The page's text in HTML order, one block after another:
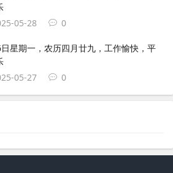
05-28
0
星期一，农历四月廿九，工作愉快，平
05-27
0